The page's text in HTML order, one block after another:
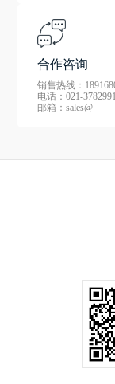
合作咨询
销售热线：
电话：021-
邮箱：sales@